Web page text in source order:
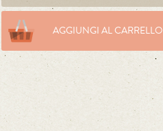
AGGIUNGI AL CARRELLO